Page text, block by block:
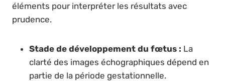
éléments pour interpréter les résultats avec
prudence.
Stade de développement du fœtus : La
clarté des images échographiques dépend en
partie de la période gestationnelle.